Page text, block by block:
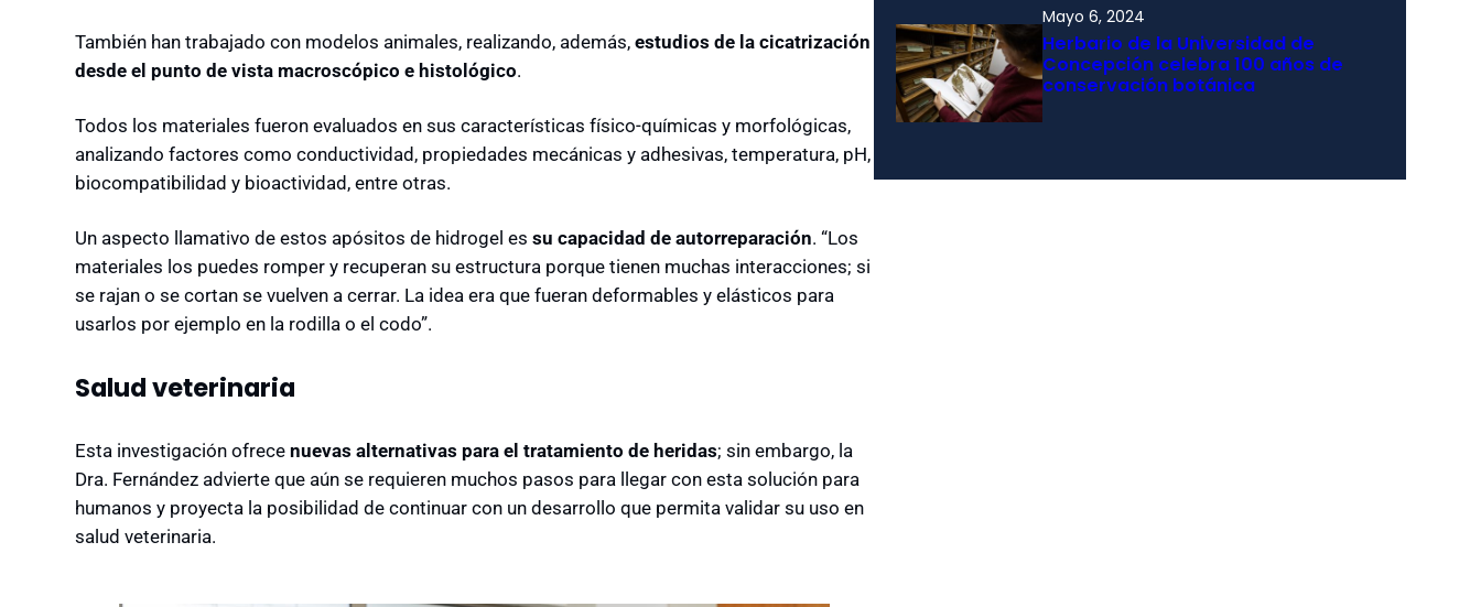
También han trabajado con modelos animales, realizando, además, estudios de la cicatrización
desde el punto de vista macroscópico e histológico.
Todos los materiales fueron evaluados en sus características físico-químicas y morfológicas,
analizando factores como conductividad, propiedades mecánicas y adhesivas, temperatura, pH,
biocompatibilidad y bioactividad, entre otras.
Un aspecto llamativo de estos apósitos de hidrogel es su capacidad de autorreparación. “Los
materiales los puedes romper y recuperan su estructura porque tienen muchas interacciones; si
se rajan o se cortan se vuelven a cerrar. La idea era que fueran deformables y elásticos para
usarlos por ejemplo en la rodilla o el codo”.
Salud veterinaria
Esta investigación ofrece nuevas alternativas para el tratamiento de heridas; sin embargo, la
Dra. Fernández advierte que aún se requieren muchos pasos para llegar con esta solución para
humanos y proyecta la posibilidad de continuar con un desarrollo que permita validar su uso en
salud veterinaria.
Mayo 6, 2024
Herbario de la Universidad de
Concepción celebra 100 años de
conservación botánica